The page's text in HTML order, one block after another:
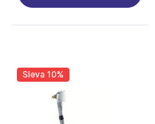
Sleva 10%